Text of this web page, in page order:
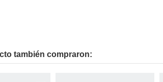
también compraron: